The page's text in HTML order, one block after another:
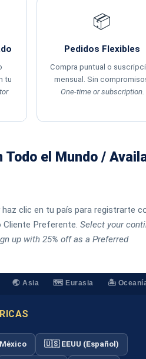
tu
📦
Pedidos Flexibles
Compra puntual o
mensual. Sin
One-time or subscription.
Todo el Mundo /
clic en tu país para registrarte
Cliente Preferente. Select your
up with 25% off as a Preferred
🌏 Asia 🗺️ Eurasia 🏝️
🇺🇸 EEUU (Español)